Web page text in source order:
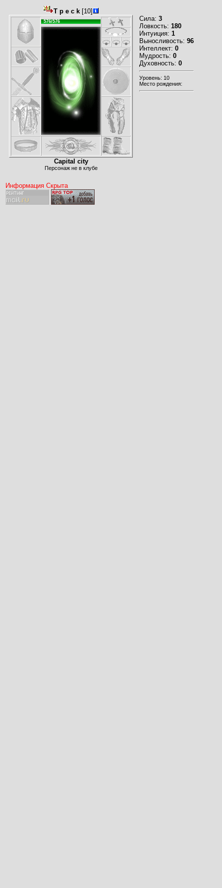
T p e c k[10]
576/576
Capital city
Персонаж не в клубе
Сила: 3
Ловкость: 180
Интуиция: 1
Выносливость: 96
Интеллект: 0
Мудрость: 0
Духовность: 0
Уровень: 10
Место рождения:
Информация Скрыта